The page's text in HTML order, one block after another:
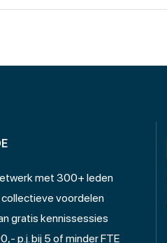
met 300+ leden
voordelen
gratis kennissessies
p.j. bij 5 of minder FTE